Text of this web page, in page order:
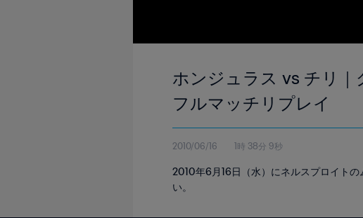
ホンジュラス vs チリ｜
フルマッチリプレイ
2010/06/16 1時 38分 9秒
2010年6月16日（水）にネルスプロイト
い。